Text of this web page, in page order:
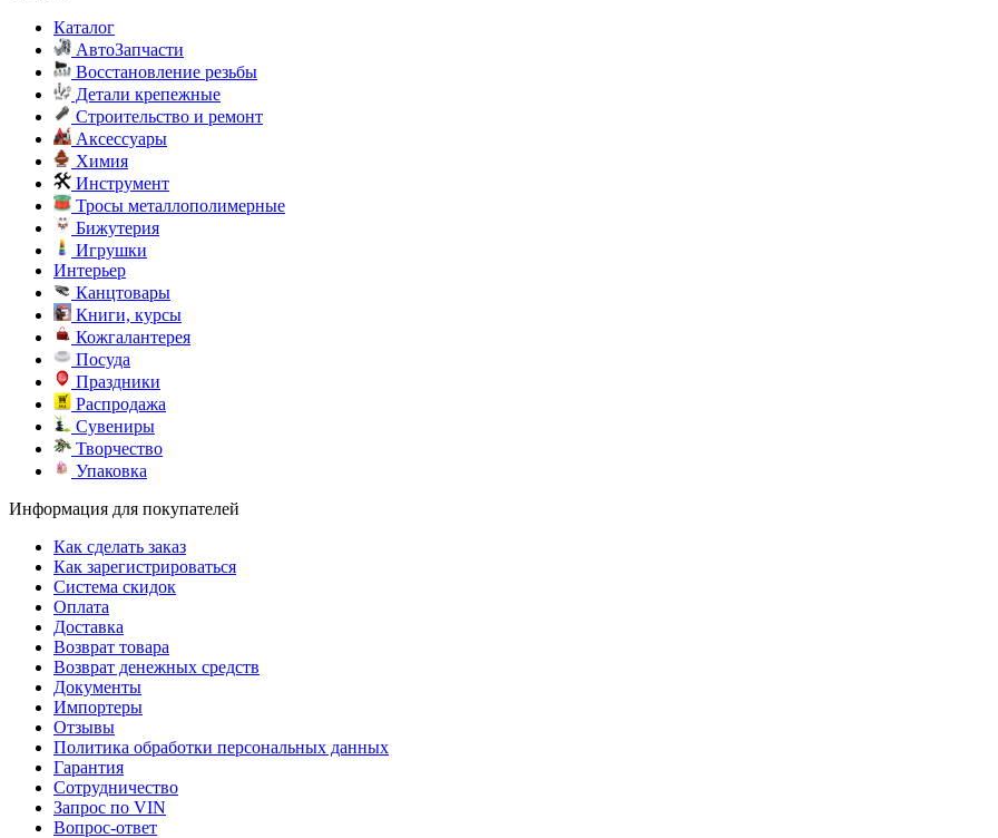
Каталог
АвтоЗапчасти
Восстановление резьбы
Детали крепежные
Строительство и ремонт
Аксессуары
Химия
Инструмент
Тросы металлополимерные
Бижутерия
Игрушки
Интерьер
Канцтовары
Книги, курсы
Кожгалантерея
Посуда
Праздники
Распродажа
Сувениры
Творчество
Упаковка
Информация для покупателей
Как сделать заказ
Как зарегистрироваться
Система скидок
Оплата
Доставка
Возврат товара
Возврат денежных средств
Документы
Импортеры
Отзывы
Политика обработки персональных данных
Гарантия
Сотрудничество
Запрос по VIN
Вопрос-ответ